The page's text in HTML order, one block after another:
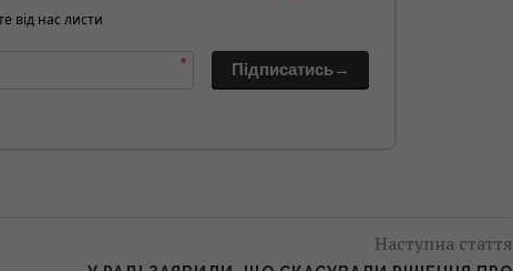
від нас листи
* Підписатись→
Наступна стаття